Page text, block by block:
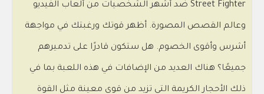
Street Fighter ضد أشهر الشخصيات من ألعاب الفيديو
وعالم القصص المصورة. أظهر قوتك ورغبتك في مواجهة
أشرس وأقوى الخصوم. هل ستكون قادرًا على تدميرهم
جميعًا؟ هناك العديد من الإضافات في هذه اللعبة بما في
ذلك الأحجار الكريمة التي تزيد من قوى معينة مثل القوة